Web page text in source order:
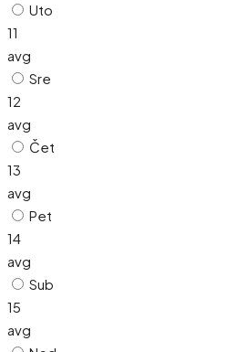
Uto
11
avg
Sre
12
avg
Čet
13
avg
Pet
14
avg
Sub
15
avg